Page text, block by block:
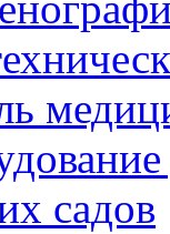
садов